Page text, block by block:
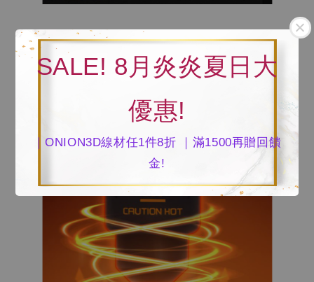
SALE! 8月炎炎夏日大
優惠!
｜ONION3D線材任1件8折 ｜滿1500再贈回饋
金!